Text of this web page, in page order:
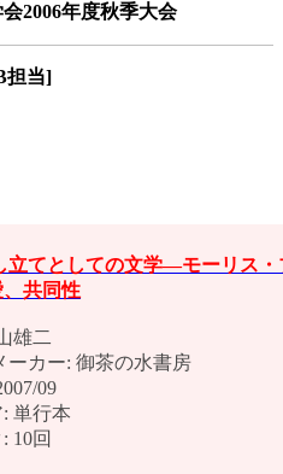
2006年度秋季大会
担当]
立てとしての文学―モーリス・
共同性
雄二
ーカー: 御茶の水書房
09
: 単行本
10回